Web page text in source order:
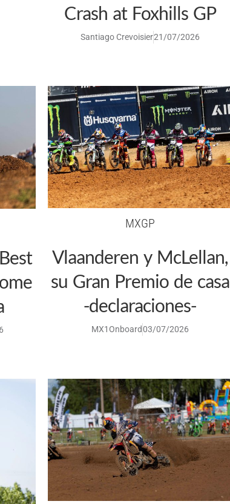
Crash at Foxhills GP
Santiago Crevoisier21/07/2026
MXGP
Vlaanderen y McLellan,
su Gran Premio de casa
-declaraciones-
MX1Onboard03/07/2026